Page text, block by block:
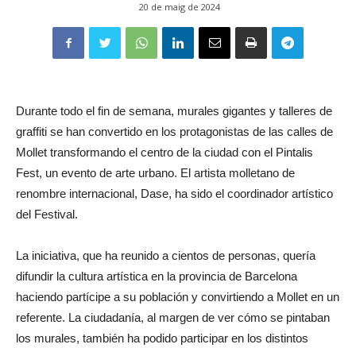
20 de maig de 2024
Durante todo el fin de semana, murales gigantes y talleres de
graffiti se han convertido en los protagonistas de las calles de
Mollet transformando el centro de la ciudad con el Pintalis
Fest, un evento de arte urbano. El artista molletano de
renombre internacional, Dase, ha sido el coordinador artístico
del Festival.
La iniciativa, que ha reunido a cientos de personas, quería
difundir la cultura artística en la provincia de Barcelona
haciendo partícipe a su población y convirtiendo a Mollet en un
referente. La ciudadanía, al margen de ver cómo se pintaban
los murales, también ha podido participar en los distintos